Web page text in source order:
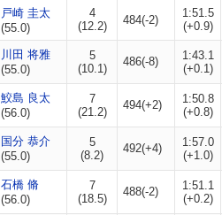
戸崎 圭太
(55.0)
4
(12.2)
484(-2)
1:51.5
(+0.9)
川田 将雅
(55.0)
5
(10.1)
486(-8)
1:43.1
(+0.1)
鮫島 良太
(56.0)
7
(21.2)
494(+2)
1:50.8
(+0.8)
国分 恭介
(55.0)
5
(8.2)
492(+4)
1:57.0
(+1.0)
石橋 脩
(56.0)
7
(18.5)
488(-2)
1:51.1
(+0.2)